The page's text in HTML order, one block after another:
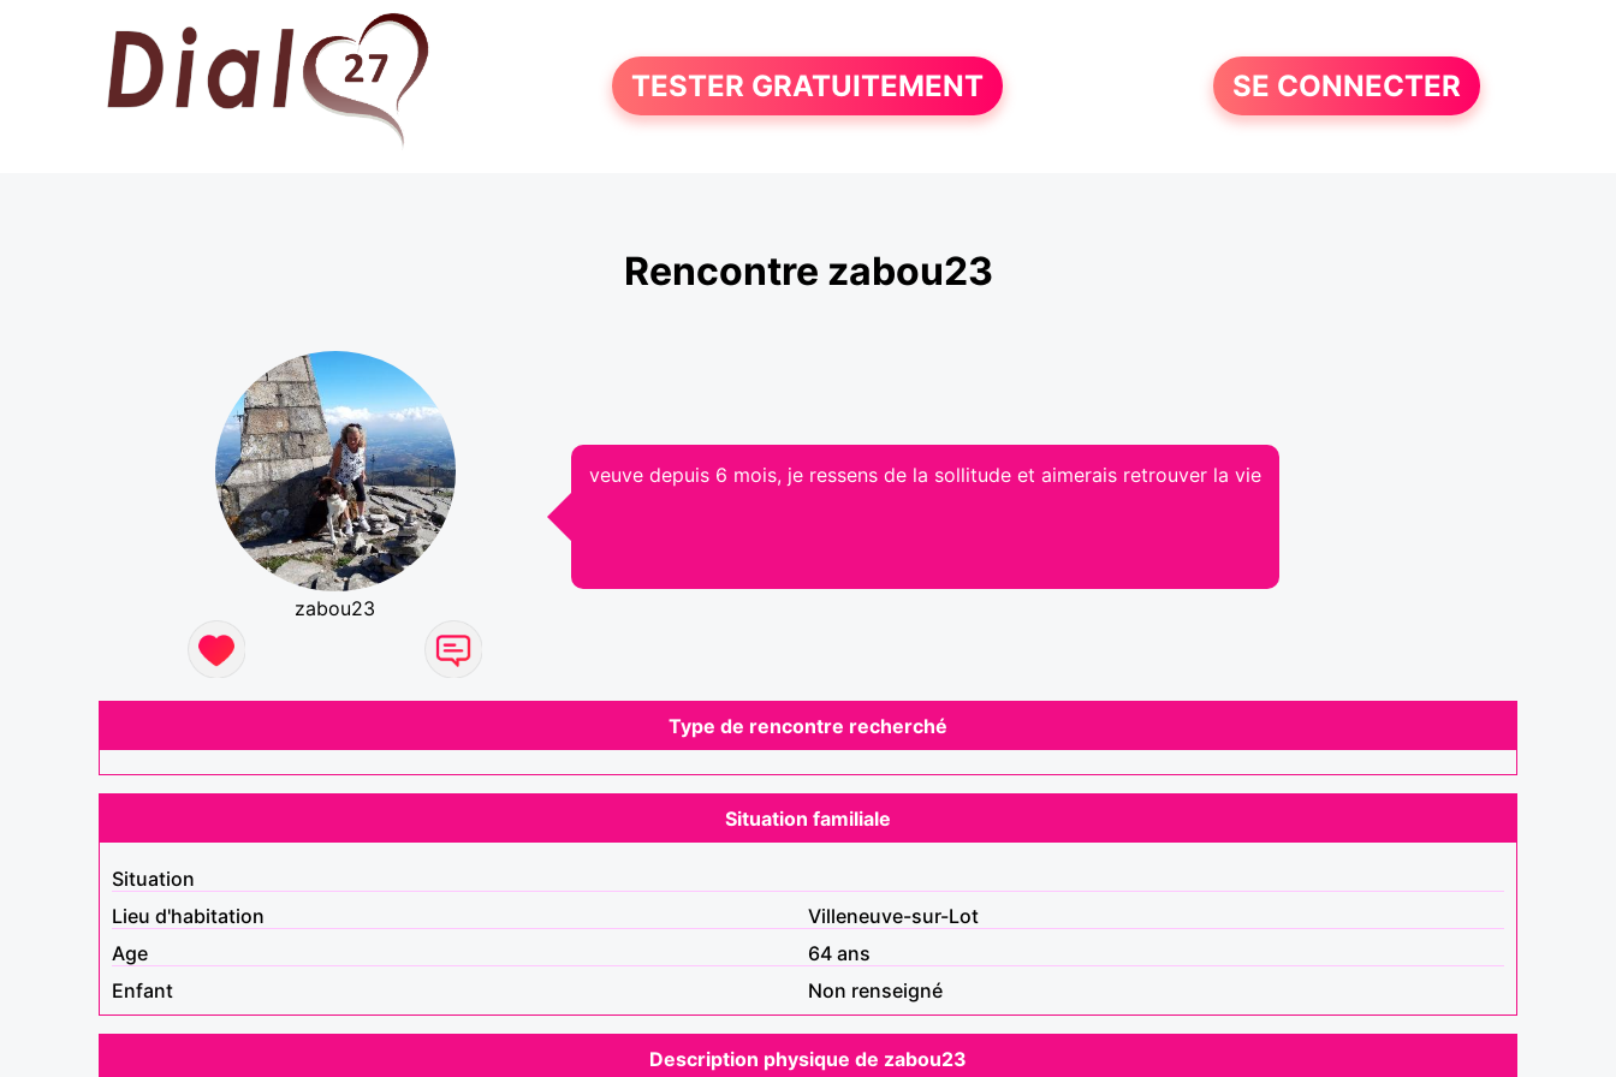
TESTER GRATUITEMENT SE CONNECTER
Rencontre zabou23
zabou23
veuve depuis 6 mois, je ressens de la sollitude et aimerais retrouver la vie
Type de rencontre recherché
Situation familiale
Situation
Lieu d'habitation
Villeneuve-sur-Lot
Age
64 ans
Enfant
Non renseigné
Description physique de zabou23